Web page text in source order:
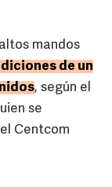
mandos
de un
, según el
se
Centcom